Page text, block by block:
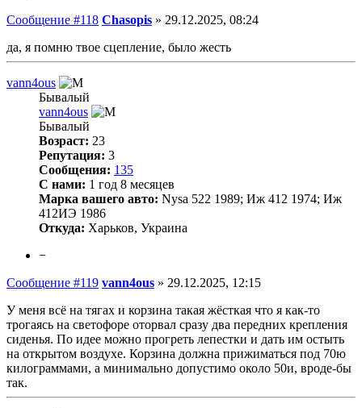
Сообщение #118 Chasopis » 29.12.2025, 08:24
да, я помню твое сцепление, было жесть
vann4ous
Бывалый
vann4ous
Бывалый
Возраст: 23
Репутация: 3
Сообщения: 135
С нами: 1 год 8 месяцев
Марка вашего авто: Nysa 522 1989; Иж 412 1974; Иж
412ИЭ 1986
Откуда: Харьков, Украина
−
Сообщение #119 vann4ous » 29.12.2025, 12:15
У меня всё на тягах и корзина такая жёсткая что я как-то
трогаясь на светофоре оторвал сразу два передних крепления
сиденья. По идее можно прогреть лепестки и дать им остыть
на открытом воздухе. Корзина должна прижиматься под 70ю
килограммами, а минимально допустимо около 50и, вроде-бы
так.